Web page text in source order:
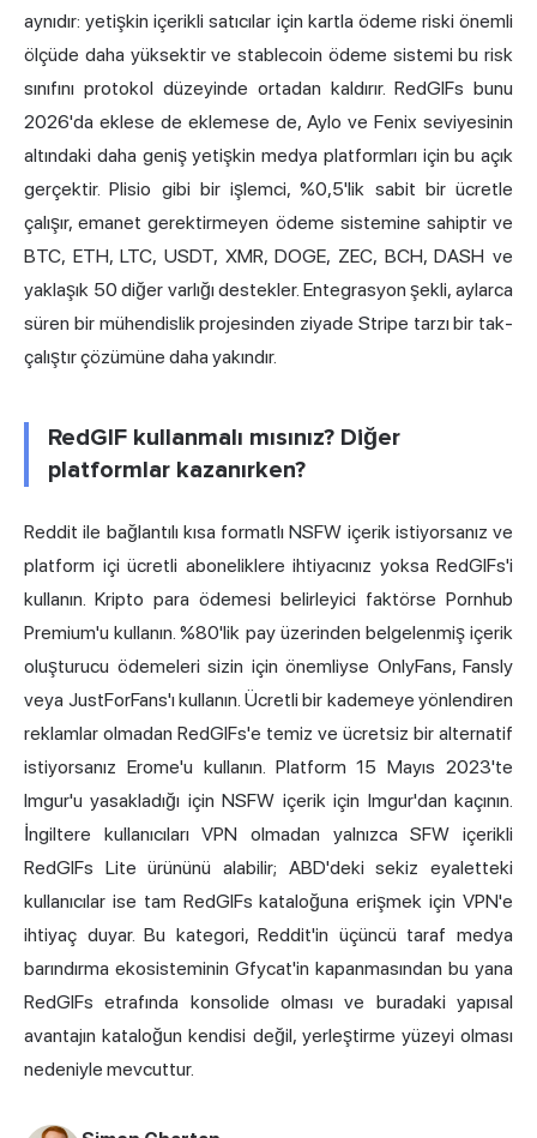
aynıdır: yetişkin içerikli satıcılar için kartla ödeme riski önemli
ölçüde daha yüksektir ve stablecoin ödeme sistemi bu risk
sınıfını protokol düzeyinde ortadan kaldırır. RedGIFs bunu
2026'da eklese de eklemese de, Aylo ve Fenix seviyesinin
altındaki daha geniş yetişkin medya platformları için bu açık
gerçektir. Plisio gibi bir işlemci, %0,5'lik sabit bir ücretle
çalışır, emanet gerektirmeyen ödeme sistemine sahiptir ve
BTC, ETH, LTC, USDT, XMR, DOGE, ZEC, BCH, DASH ve
yaklaşık 50 diğer varlığı destekler. Entegrasyon şekli, aylarca
süren bir mühendislik projesinden ziyade Stripe tarzı bir tak-
çalıştır çözümüne daha yakındır.
RedGIF kullanmalı mısınız? Diğer
platformlar kazanırken?
Reddit ile bağlantılı kısa formatlı NSFW içerik istiyorsanız ve
platform içi ücretli aboneliklere ihtiyacınız yoksa RedGIFs'i
kullanın. Kripto para ödemesi belirleyici faktörse Pornhub
Premium'u kullanın. %80'lik pay üzerinden belgelenmiş içerik
oluşturucu ödemeleri sizin için önemliyse OnlyFans, Fansly
veya JustForFans'ı kullanın. Ücretli bir kademeye yönlendiren
reklamlar olmadan RedGIFs'e temiz ve ücretsiz bir alternatif
istiyorsanız Erome'u kullanın. Platform 15 Mayıs 2023'te
Imgur'u yasakladığı için NSFW içerik için Imgur'dan kaçının.
İngiltere kullanıcıları VPN olmadan yalnızca SFW içerikli
RedGIFs Lite ürününü alabilir; ABD'deki sekiz eyaletteki
kullanıcılar ise tam RedGIFs kataloğuna erişmek için VPN'e
ihtiyaç duyar. Bu kategori, Reddit'in üçüncü taraf medya
barındırma ekosisteminin Gfycat'in kapanmasından bu yana
RedGIFs etrafında konsolide olması ve buradaki yapısal
avantajın kataloğun kendisi değil, yerleştirme yüzeyi olması
nedeniyle mevcuttur.